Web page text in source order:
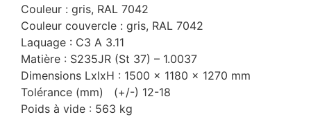
Couleur : gris, RAL 7042
Couleur couvercle : gris, RAL 7042
Laquage : C3 A 3.11
Matière : S235JR (St 37) – 1.0037
Dimensions LxlxH : 1500 x 1180 x 1270 mm
Tolérance (mm) (+/-) 12-18
Poids à vide : 563 kg